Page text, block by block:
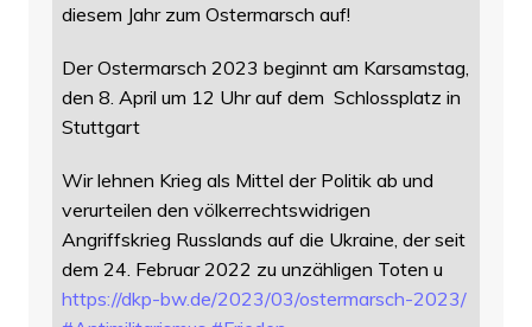
diesem Jahr zum Ostermarsch auf!
Der Ostermarsch 2023 beginnt am Karsamstag,
den 8. April um 12 Uhr auf dem Schlossplatz in
Stuttgart
Wir lehnen Krieg als Mittel der Politik ab und
verurteilen den völkerrechtswidrigen
Angriffskrieg Russlands auf die Ukraine, der seit
dem 24. Februar 2022 zu unzähligen Toten u
https://dkp-bw.de/2023/03/ostermarsch-2023/